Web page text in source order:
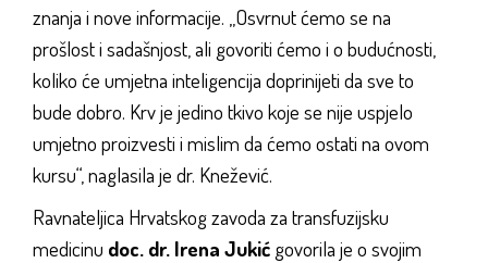
znanja i nove informacije. „Osvrnut ćemo se na
prošlost i sadašnjost, ali govoriti ćemo i o budućnosti,
koliko će umjetna inteligencija doprinijeti da sve to
bude dobro. Krv je jedino tkivo koje se nije uspjelo
umjetno proizvesti i mislim da ćemo ostati na ovom
kursu“, naglasila je dr. Knežević.
Ravnateljica Hrvatskog zavoda za transfuzijsku
medicinu doc. dr. Irena Jukić govorila je o svojim